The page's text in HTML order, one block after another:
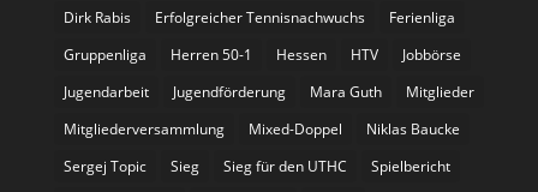
Dirk Rabis
Erfolgreicher Tennisnachwuchs
Ferienliga
Gruppenliga
Herren 50-1 Hessen HTV
Jobbörse
Jugendarbeit
Jugendförderung Mara Guth
Mitglieder
Mitgliederversammlung
Mixed-Doppel
Niklas Baucke
Sergej Topic
Sieg Sieg für den UTHC
Spielbericht